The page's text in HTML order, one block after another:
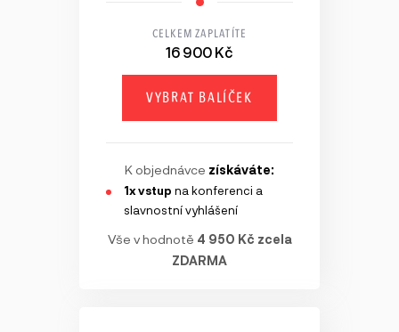
CELKEM ZAPLATÍTE
16 900 Kč
VYBRAT BALÍČEK
K objednávce získáváte:
1x vstup na konferenci a
slavnostní vyhlášení
Vše v hodnotě 4 950 Kč zcela
ZDARMA